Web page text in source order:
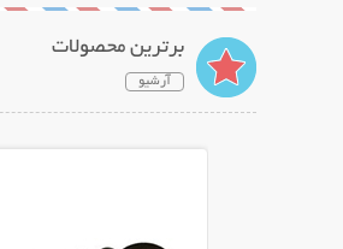
برترین محصولات
آرشیو